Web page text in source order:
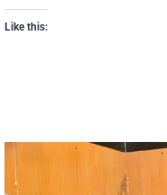
Like this: